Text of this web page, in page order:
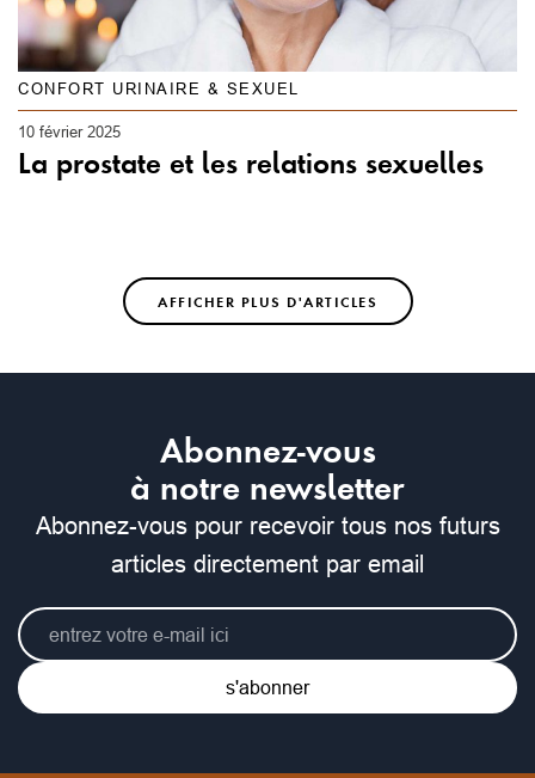
CONFORT URINAIRE & SEXUEL
10 février 2025
La prostate et les relations sexuelles
AFFICHER PLUS D'ARTICLES
Abonnez-vous
à notre newsletter
Abonnez-vous pour recevoir tous nos futurs
articles directement par email
s'abonner